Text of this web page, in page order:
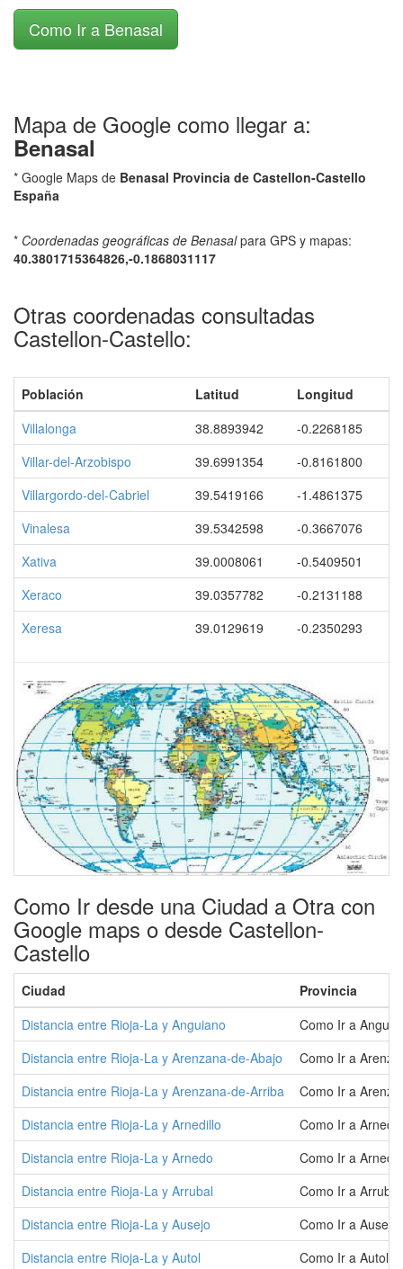
Como Ir a Benasal
Mapa de Google como llegar a:
Benasal
* Google Maps de Benasal Provincia de Castellon-Castello
España
* Coordenadas geográficas de Benasalpara GPS y mapas:
40.3801715364826,-0.1868031117
Otras coordenadas consultadas
Castellon-Castello:
Población Latitud
Longitud
Villalonga
38.8893942
-0.2268185
Villar-del-Arzobispo
39.6991354
-0.8161800
Villargordo-del-Cabriel
39.5419166
-1.4861375
Vinalesa
39.5342598
-0.3667076
Xativa
39.0008061
-0.5409501
Xeraco
39.0357782
-0.2131188
Xeresa
39.0129619 -0.2350293
Como Ir desde una Ciudad a Otra con
Google maps o desde Castellon-
Castello
Ciudad
Provincia
Distancia entre Rioja-La y Anguiano
Como Ir a
Distancia entre Rioja-La y Arenzana-de-Abajo
Como Ir a
Distancia entre Rioja-La y Arenzana-de-Arriba
Como Ir a
Distancia entre Rioja-La y Arnedillo
Como Ir a
Distancia entre Rioja-La y Arnedo
Como Ir a Arnedo
Distancia entre Rioja-La y Arrubal
Como Ir a Arrubal
Distancia entre Rioja-La y Ausejo
Como Ir a Ausejo
Distancia entre Rioja-La y Autol
Como Ir a Autol